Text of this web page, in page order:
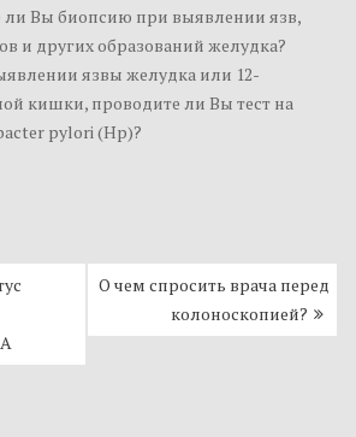
ли Вы биопсию при выявлении язв,
и других образований желудка?
язвы желудка или 12-
кишки, проводите ли Вы тест на
pylori (Нр)?
О чем спросить врача перед
колоноскопией?